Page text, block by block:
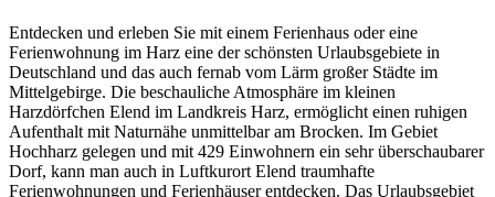
Entdecken und erleben Sie mit einem Ferienhaus oder eine
Ferienwohnung im Harz eine der schönsten Urlaubsgebiete in
Deutschland und das auch fernab vom Lärm großer Städte im
Mittelgebirge. Die beschauliche Atmosphäre im kleinen
Harzdörfchen Elend im Landkreis Harz, ermöglicht einen ruhigen
Aufenthalt mit Naturnähe unmittelbar am Brocken. Im Gebiet
Hochharz gelegen und mit 429 Einwohnern ein sehr überschaubarer
Dorf, kann man auch in Luftkurort Elend traumhafte
Ferienwohnungen und Ferienhäuser entdecken. Das Urlaubsgebiet